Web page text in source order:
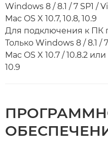
Windows 8 / 8.1 / 7 SP1 /
Mac OS X 10.7, 10.8, 10.9
Для подключения к ПК
Только Windows 8 / 8.1 / 7
Mac OS X 10.7 / 10.8.2
10.9